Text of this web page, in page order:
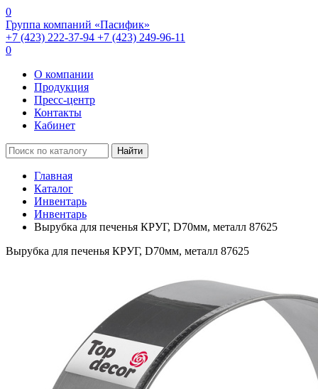
0
Группа компаний «Пасифик»
+7 (423) 222-37-94 +7 (423) 249-96-11
0
О компании
Продукция
Пресс-центр
Контакты
Кабинет
Найти
Главная
Каталог
Инвентарь
Инвентарь
Вырубка для печенья КРУГ, D70мм, металл 87625
Вырубка для печенья КРУГ, D70мм, металл 87625